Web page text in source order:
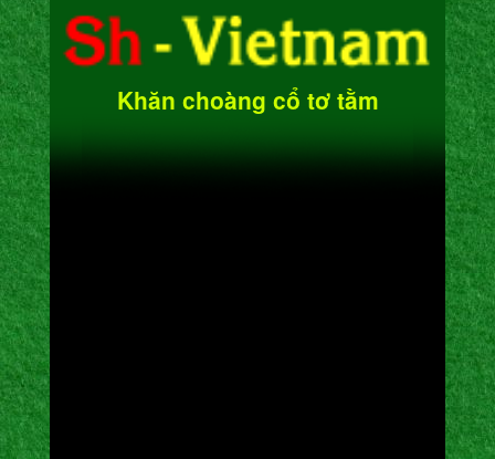
Khăn choàng cổ tơ tằm